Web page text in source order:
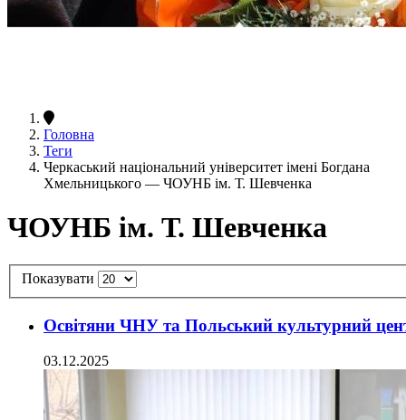
Головна
Теги
Черкаський національний університет імені Богдана
Хмельницького — ЧОУНБ ім. Т. Шевченка
ЧОУНБ ім. Т. Шевченка
Показувати
Освітяни ЧНУ та Польський культурний
03.12.2025